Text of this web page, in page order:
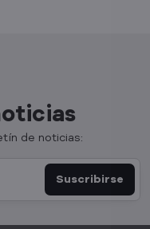
de noticias:
Suscribirse